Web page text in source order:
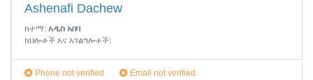
Ashenafi Dachew
ከተማ: አዲስ አበባ
ክህሎቶች እና አገልግሎቶች:
Phone not verified Email not verified